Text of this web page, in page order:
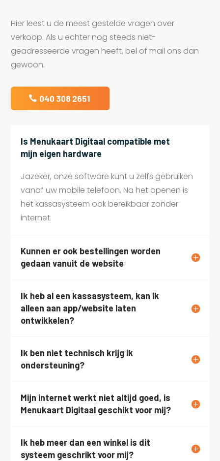
Hier leest u de meest gestelde vragen over
verkoop. Als u echter nog steeds niet-
geadresseerde vragen heeft, bel of mail ons dan
gewoon.
040 308 2651
Is Menukaart Digitaal compatible met
mijn eigen hardware
Jazeker, onze software kunt u zelfs gebruiken
vanaf uw mobile telefoon. Na het openen is
het kassasysteem ook bereikbaar zonder
internet.
Kunnen er ook bestellingen worden
gedaan vanuit de website
Ik heb al een kassasysteem, kan ik
alleen aan app/website laten
ontwikkelen?
Ik ben niet technisch krijg ik
ondersteuning?
Mijn internet werkt niet altijd goed, is
Menukaart Digitaal geschikt voor mij?
Ik heb meer dan een winkel is dit
systeem geschrikt voor mij?